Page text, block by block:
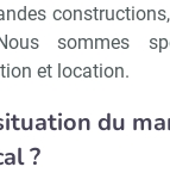
sommes
et location.
du
?